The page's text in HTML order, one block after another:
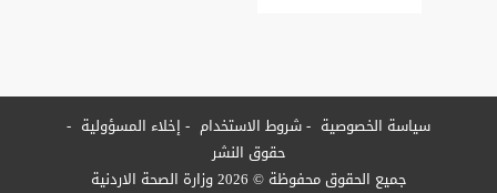
سياسة الخصوصية شروط الاستخدام
إخلاء المسؤولية
حقوق النشر
جميع الحقوق محفوظة © 2026 وزارة الصحة الاردنية